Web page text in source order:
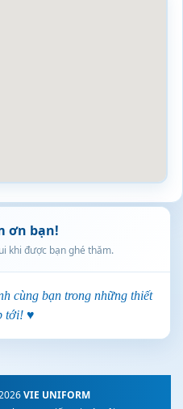
ơn bạn!
khi được bạn ghé thăm.
cùng bạn trong những thiết
tới! ♥
VIE UNIFORM